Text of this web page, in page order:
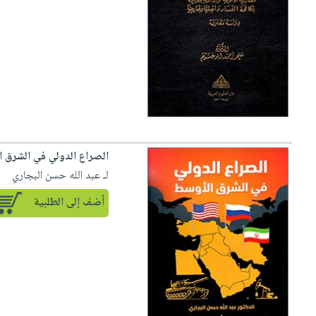
صابون
مناسبات
فيديوهات
يتكرر
نيل
انشر
تواصل
التسوق
الصراع الدولي في الشرق
لـ عبد الله حسن البجاري
أضف إلى الطلبية